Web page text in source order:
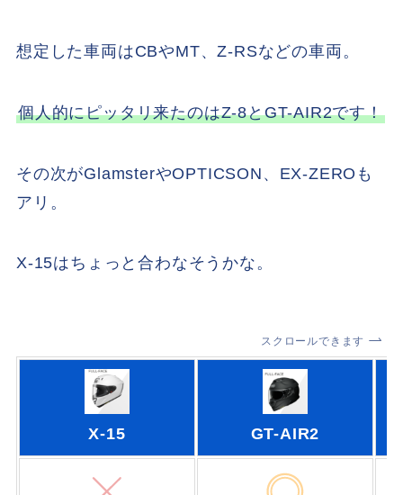
想定した車両はCBやMT、Z-RSなどの車両。
個人的にピッタリ来たのはZ-8とGT-AIR2です！
その次がGlamsterやOPTICSON、EX-ZEROも
アリ。
X-15はちょっと合わなそうかな。
スクロールできます
X-15 GT-AIR2